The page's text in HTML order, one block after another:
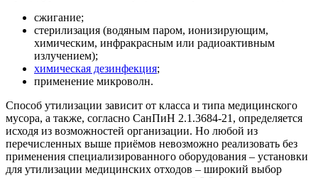
сжигание;
стерилизация (водяным паром, ионизирующим,
химическим, инфракрасным или радиоактивным
излучением);
химическая дезинфекция;
применение микроволн.
Способ утилизации зависит от класса и типа медицинского
мусора, а также, согласно СанПиН 2.1.3684-21, определяется
исходя из возможностей организации. Но любой из
перечисленных выше приёмов невозможно реализовать без
применения специализированного оборудования – установки
для утилизации медицинских отходов – широкий выбор